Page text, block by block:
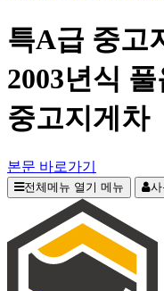
특A급 중고
2003년식
중고지게차
본문 바로가기
전체메뉴 열기 메뉴